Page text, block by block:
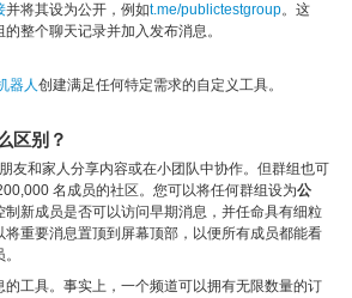
并将其设为公开，例如t.me/publictestgroup。这
整个聊天记录并加入发布消息。
器人 创建满足任何特定需求的自定义工具。
区别？
友和家人分享内容或在小团队中协作。但群组也可
名成员的社区。您可以将任何群组设为公
制新成员是否可以访问早期消息，并任命具有细粒
将重要消息置顶到屏幕顶部，以便所有成员都能看
的工具。事实上，一个频道可以拥有无限数量的订